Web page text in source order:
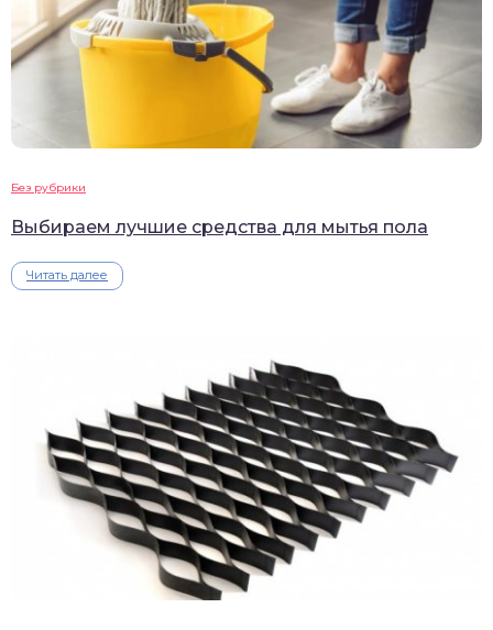
Без рубрики
Выбираем лучшие средства для мытья пола
Читать далее